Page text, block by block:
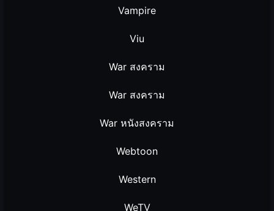
Vampire
Viu
War สงคราม
War สงคราม
War หนังสงคราม
Webtoon
Western
WeTV